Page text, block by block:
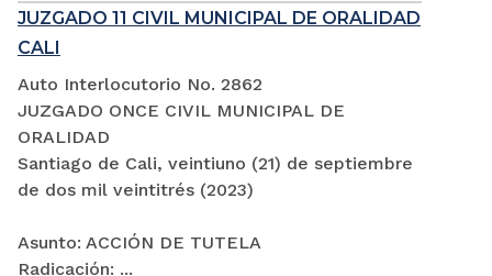
JUZGADO 11 CIVIL MUNICIPAL DE ORALIDAD
CALI
Auto Interlocutorio No. 2862
JUZGADO ONCE CIVIL MUNICIPAL DE
ORALIDAD
Santiago de Cali, veintiuno (21) de septiembre
de dos mil veintitrés (2023)
Asunto: ACCIÓN DE TUTELA
Radicación: ...